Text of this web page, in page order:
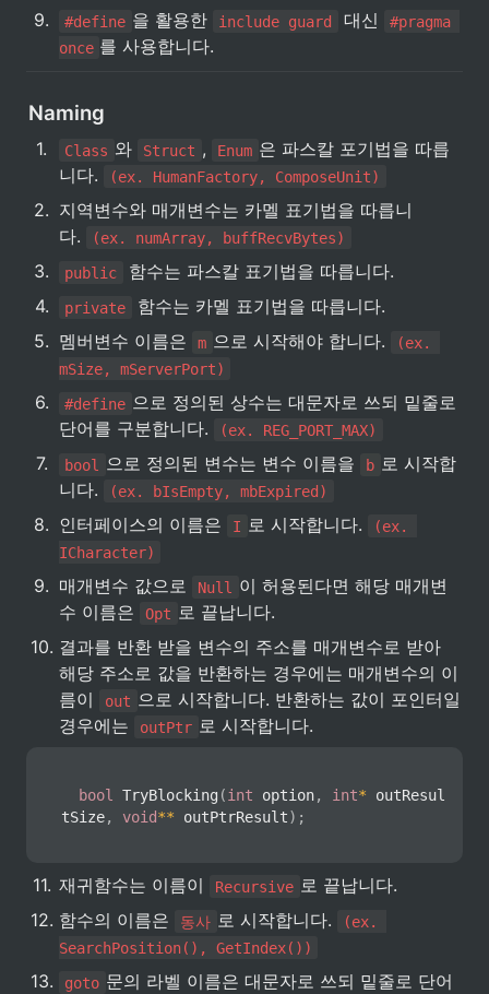
9. #define 을 활용한 include guard 대신
#pragma
once 를 사용합니다.
Naming
1. Class 와 Struct , Enum 은 파스칼 포기법을 따릅
니다.
(ex. HumanFactory, ComposeUnit)
2. 지역변수와 매개변수는 카멜 표기법을 따릅니
다.
(ex. numArray, buffRecvBytes)
3. public
함수는 파스칼 표기법을 따릅니다.
4. private
함수는 카멜 표기법을 따릅니다.
5. 멤버변수 이름은 m 으로 시작해야 합니다.
(ex.
mSize, mServerPort)
6. #define 으로 정의된 상수는 대문자로 쓰되 밑줄로
단어를 구분합니다.
(ex. REG_PORT_MAX)
7. bool 으로 정의된 변수는 변수 이름을 b 로 시작합
니다.
(ex. bIsEmpty, mbExpired)
8. 인터페이스의 이름은 I 로 시작합니다.
(ex.
ICharacter)
9. 매개변수 값으로 Null
이 허용된다면 해당 매개변
수 이름은
Opt 로 끝납니다.
10. 결과를 반환 받을 변수의 주소를 매개변수로 받아
해당 주소로 값을 반환하는 경우에는 매개변수의 이
름이
out 으로 시작합니다. 반환하는 값이 포인터일
경우에는
outPtr 로 시작합니다.
bool TryBlocking (int option, int* outResul
tSize, void** outPtrResult) ;
11. 재귀함수는 이름이 Recursive 로 끝납니다.
12. 함수의 이름은 동사 로 시작합니다.
(ex.
SearchPosition(), GetIndex())
13. goto 문의 라벨 이름은 대문자로 쓰되 밑줄로 단어